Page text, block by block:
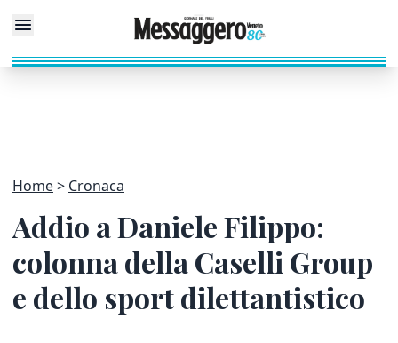
Home Cronaca
Addio a Daniele Filippo:
colonna della Caselli Group
e dello sport dilettantistico